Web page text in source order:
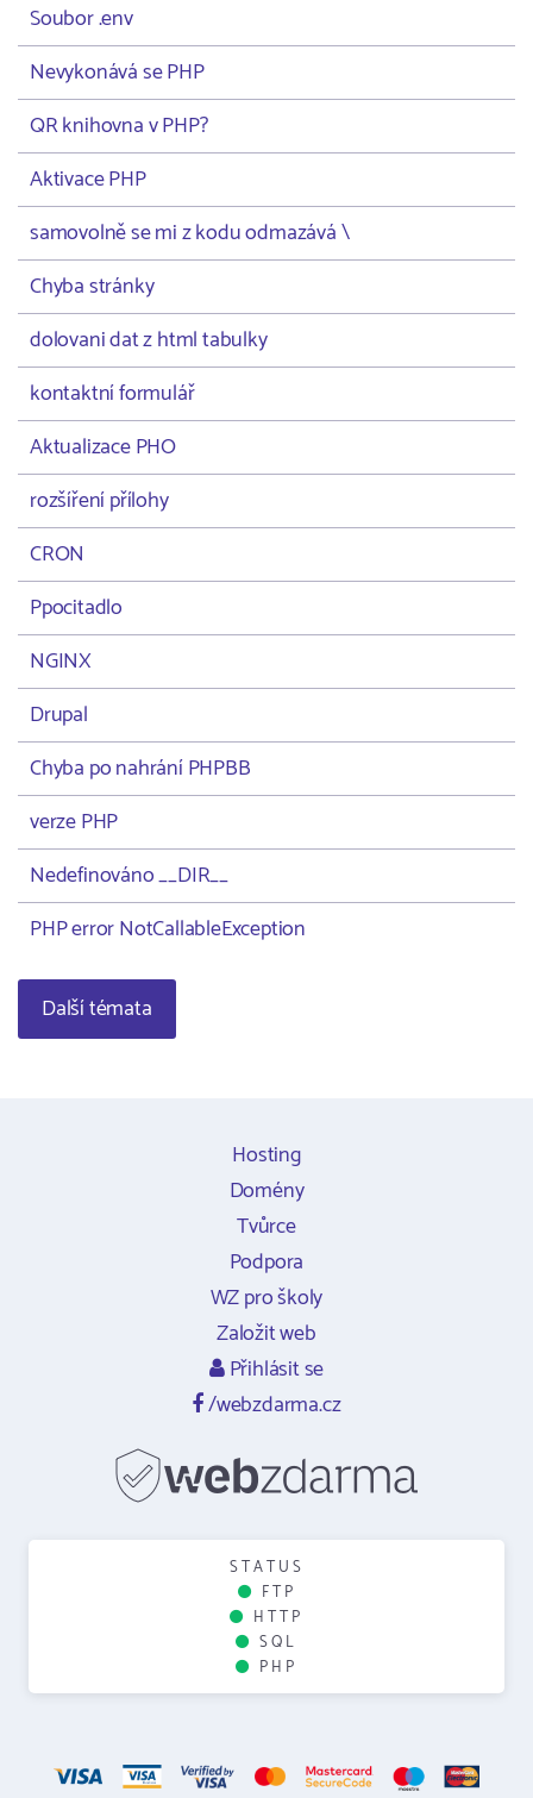
Soubor .env
Nevykonává se PHP
QR knihovna v PHP?
Aktivace PHP
samovolně se mi z kodu odmazává \
Chyba stránky
dolovani dat z html tabulky
kontaktní formulář
Aktualizace PHO
rozšíření přílohy
CRON
Ppocitadlo
NGINX
Drupal
Chyba po nahrání PHPBB
verze PHP
Nedefinováno __DIR__
PHP error NotCallableException
Další témata
Hosting
Domény
Tvůrce
Podpora
WZ pro školy
Založit web
Přihlásit se
/webzdarma.cz
STATUS
FTP
HTTP
SQL
PHP